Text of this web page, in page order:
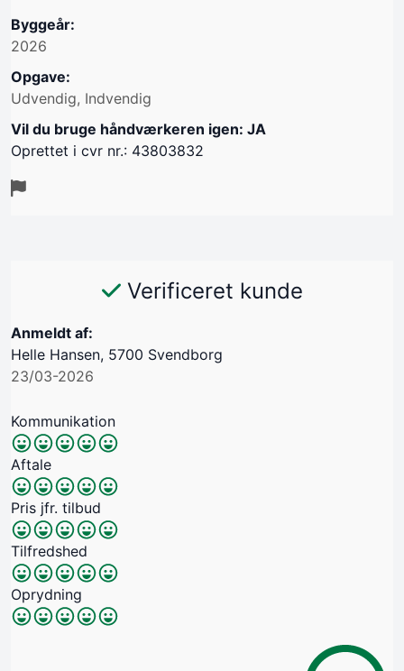
Byggeår:
2026
Opgave:
Udvendig, Indvendig
Vil du bruge håndværkeren igen: JA
Oprettet i cvr nr.: 43803832
Verificeret kunde
Anmeldt af:
Helle Hansen, 5700 Svendborg
23/03-2026
Kommunikation
Aftale
Pris jfr. tilbud
Tilfredshed
Oprydning